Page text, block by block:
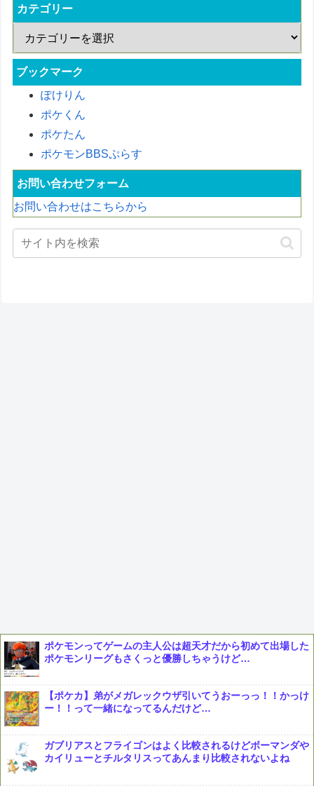
カテゴリー
ブックマーク
ぽけりん
ポケくん
ポケたん
ポケモンBBSぷらす
お問い合わせフォーム
お問い合わせはこちらから
ポケモンってゲームの主人公は超天才だから初めて出場した
ポケモンリーグもさくっと優勝しちゃうけど…
【ポケカ】弟がメガレックウザ引いてうおーっっ！！かっけ
ー！！って一緒になってるんだけど…
ガブリアスとフライゴンはよく比較されるけどボーマンダや
カイリューとチルタリスってあんまり比較されないよね